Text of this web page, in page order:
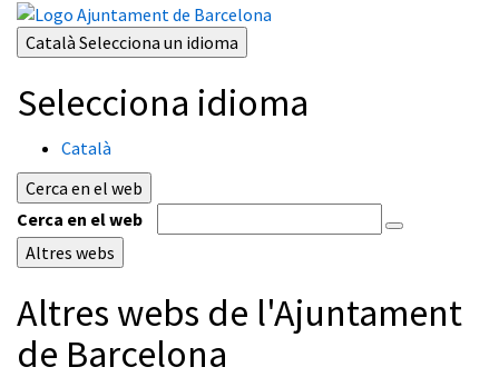
Català Selecciona un idioma
Selecciona idioma
Català
Cerca en el web
Cerca en el web
Altres webs
Altres webs de l'Ajuntament
de Barcelona